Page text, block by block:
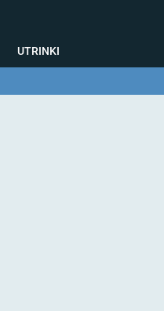
UTRINKI